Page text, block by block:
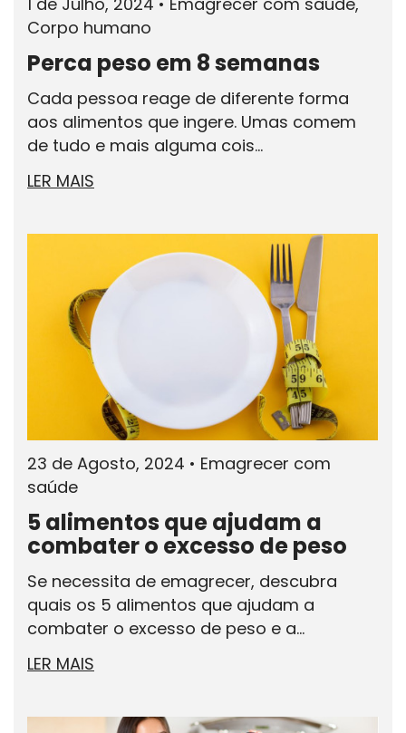
Corpo humano
Perca peso em 8 semanas
Cada pessoa reage de diferente forma
aos alimentos que ingere. Umas comem
de tudo e mais alguma cois...
LER MAIS
23 de Agosto, 2024 • Emagrecer com
saúde
5 alimentos que ajudam a
combater o excesso de peso
Se necessita de emagrecer, descubra
quais os 5 alimentos que ajudam a
combater o excesso de peso e a...
LER MAIS